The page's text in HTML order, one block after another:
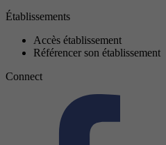
Établissements
Accès établissement
Référencer son établissement
Connect